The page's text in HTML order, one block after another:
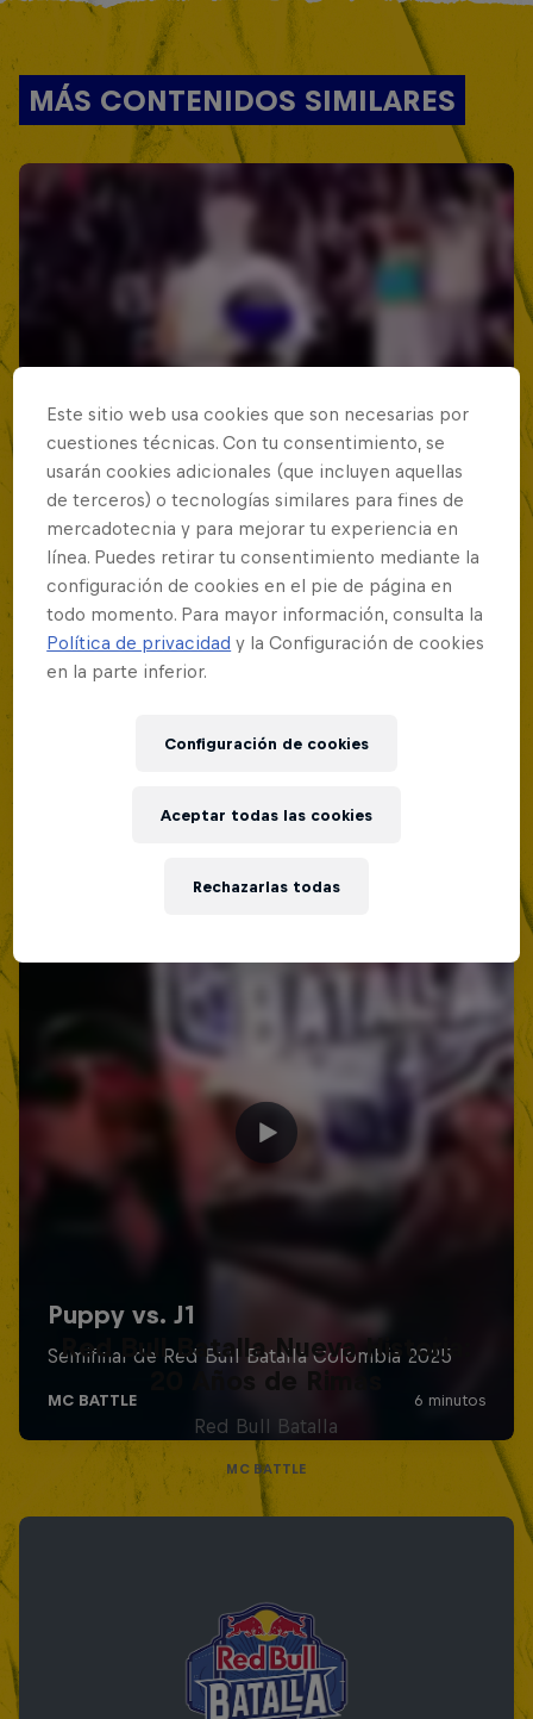
MÁS CONTENIDOS SIMILARES
Red Bull Batalla Nueva Historia:
20 Años de Rimas
Red Bull Batalla
MC BATTLE
Este sitio web usa cookies que son necesarias por
cuestiones técnicas. Con tu consentimiento, se
usarán cookies adicionales (que incluyen aquellas
de terceros) o tecnologías similares para fines de
mercadotecnia y para mejorar tu experiencia en
línea. Puedes retirar tu consentimiento mediante la
configuración de cookies en el pie de página en
todo momento. Para mayor información, consulta la
Política de privacidad y la Configuración de cookies
en la parte inferior.
Configuración de cookies
Rechazarlas todas
Aceptar todas las cookies